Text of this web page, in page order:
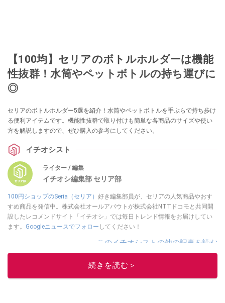
【100均】セリアのボトルホルダーは機能
性抜群！水筒やペットボトルの持ち運びに
◎
セリアのボトルホルダー5選を紹介！水筒やペットボトルを手ぶらで持ち歩け
る便利アイテムです。機能性抜群で取り付けも簡単な各商品のサイズや使い
方を解説しますので、ぜひ購入の参考にしてください。
イチオシスト
ライター / 編集
イチオシ編集部 セリア部
100円ショップのSeria（セリア） 好き編集部員が、セリアの人気商品やおす
すめ商品を発信中。株式会社オールアバウトが株式会社NTTドコモと共同開
設したレコメンドサイト「イチオシ」では毎日トレンド情報をお届けしてい
ます。 Googleニュースでフォロー してください！
このイチオシストの他の記事を読む
続きを読む＞